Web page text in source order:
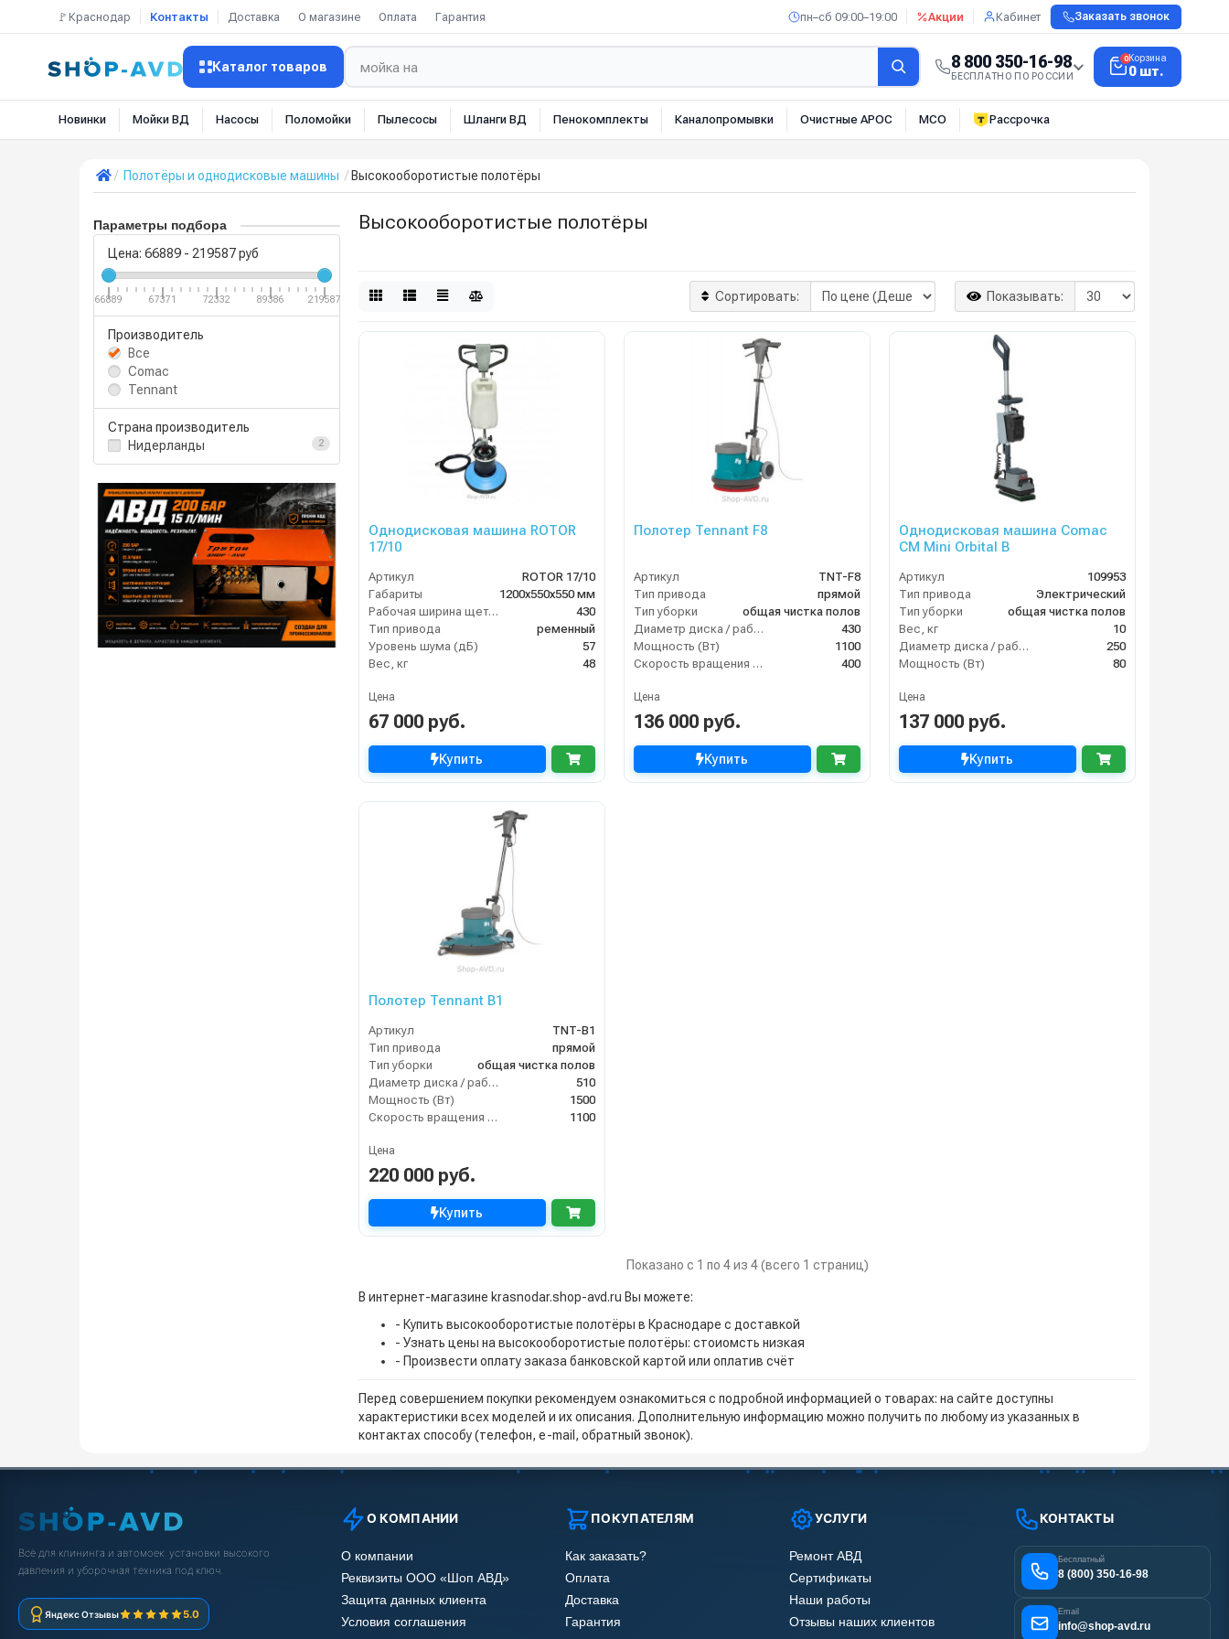
🚩Краснодар Контакты Доставка О магазине Оплата Гарантия пн–сб 09:00–19:00 Акции Кабинет Заказать звонок
Каталог товаров 8 800 350-16-98
БЕСПЛАТНО ПО РОССИИ
0Корзина
0 шт.
Новинки Мойки ВД Насосы Поломойки Пылесосы Шланги ВД Пенокомплекты Каналопромывки Очистные АРОС МСО Рассрочка
Полотёры и однодисковые машины Высокооборотистые полотёры
Параметры подбора
Цена: 66889 - 219587руб
66889 67371 72332 89386 219587
Производитель
Все
Comac
Tennant
Страна производитель
Нидерланды
2
Высокооборотистые полотёры
Сортировать: Показывать:
Однодисковая машина ROTOR
17/10
Артикул
ROTOR 17/10
Габариты
1200х550х550 мм
Рабочая ширина щетки, мм
430
Тип привода
ременный
Уровень шума (дБ)
57
Вес, кг
48
Цена
67 000 руб.
Купить
Полотер Tennant F8
Артикул
TNT-F8
Тип привода
прямой
Тип уборки
общая чистка полов
Диаметр диска / рабочая ширина (мм)
430
Мощность (Вт)
1100
Скорость вращения щётки (об/мин)
400
Цена
136 000 руб.
Купить
Однодисковая машина Comac
CM Mini Orbital B
Артикул
109953
Тип привода
Электрический
Тип уборки
общая чистка полов
Вес, кг
10
Диаметр диска / рабочая ширина (мм)
250
Мощность (Вт)
80
Цена
137 000 руб.
Купить
Полотер Tennant B1
Артикул
TNT-B1
Тип привода
прямой
Тип уборки
общая чистка полов
Диаметр диска / рабочая ширина (мм)
510
Мощность (Вт)
1500
Скорость вращения щётки (об/мин)
1100
Цена
220 000 руб.
Купить
Показано с 1 по 4 из 4 (всего 1 страниц)
В интернет-магазине krasnodar.shop-avd.ru Вы можете:
- Купить высокооборотистые полотёры в Краснодаре с доставкой
- Узнать цены на высокооборотистые полотёры: стоиомсть низкая
- Произвести оплату заказа банковской картой или оплатив счёт
Перед совершением покупки рекомендуем ознакомиться с подробной информацией о товарах: на сайте доступны
характеристики всех моделей и их описания. Дополнительную информацию можно получить по любому из указанных в
контактах способу (телефон, e-mail, обратный звонок).
Всё для клининга и автомоек: установки высокого
давления и уборочная техника под ключ.
Яндекс Отзывы 5.0
О КОМПАНИИ
О компании
Реквизиты ООО «Шоп АВД»
Защита данных клиента
Условия соглашения
ПОКУПАТЕЛЯМ
Как заказать?
Оплата
Доставка
Гарантия
УСЛУГИ
Ремонт АВД
Сертификаты
Наши работы
Отзывы наших клиентов
КОНТАКТЫ
Бесплатный
8 (800) 350-16-98
Email
info@shop-avd.ru